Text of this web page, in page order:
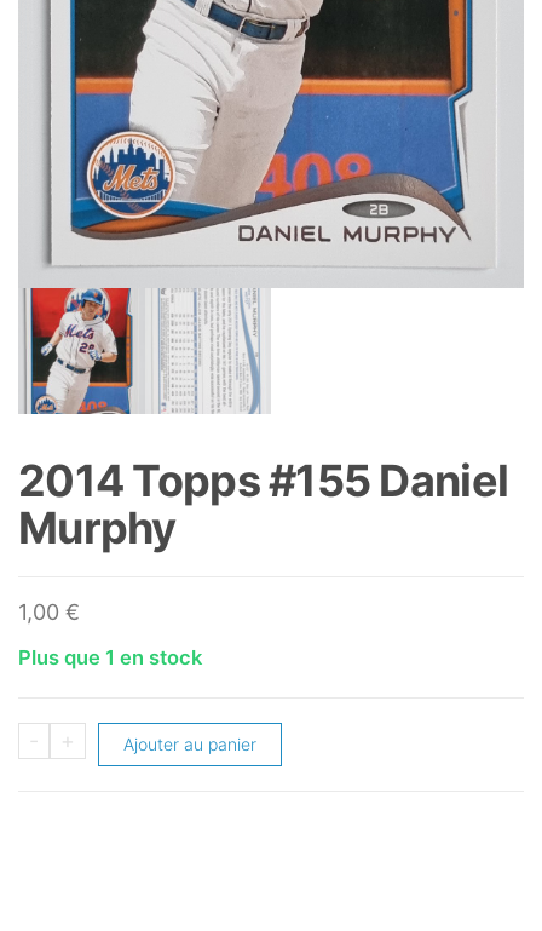
2014 Topps #155 Daniel
Murphy
1,00 €
Plus que 1 en stock
-
quantité
+ Ajouter au panier